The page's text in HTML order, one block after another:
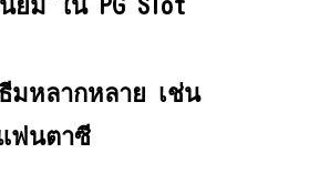
ยม ใน PG Slot
มหลากหลาย เช่น
ฟนตาซี